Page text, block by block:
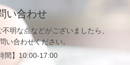
い合わせ
不明な点などがございましたら、
い合わせください。
間】 10:00-17:00